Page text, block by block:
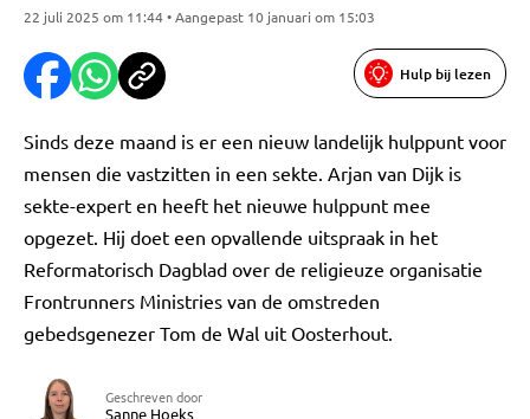
22 juli 2025 om 11:44 • Aangepast 10 januari om 15:03
Hulp bij lezen
Sinds deze maand is er een nieuw landelijk hulppunt voor
mensen die vastzitten in een sekte. Arjan van Dijk is
sekte-expert en heeft het nieuwe hulppunt mee
opgezet. Hij doet een opvallende uitspraak in het
Reformatorisch Dagblad over de religieuze organisatie
Frontrunners Ministries van de omstreden
gebedsgenezer Tom de Wal uit Oosterhout.
Geschreven door
Sanne Hoeks